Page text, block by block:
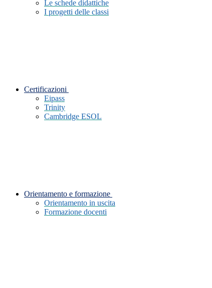
Le schede didattiche
I progetti delle classi
Certificazioni
Eipass
Trinity
Cambridge ESOL
Orientamento e formazione
Orientamento in uscita
Formazione docenti